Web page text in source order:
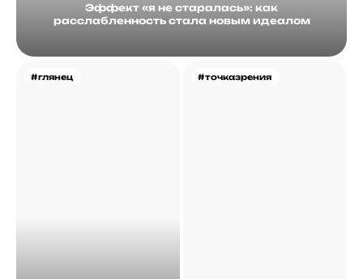
Эффект «я не старалась»: как
расслабленность стала новым идеалом
#глянец #точказрения